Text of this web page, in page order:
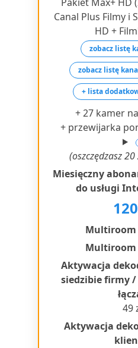
Canal Plus Filmy i
HD +
zobacz listę
zobacz listę
+ lista
+ 27 kamer
+ przewijarka
(oszczędzasz 20
Miesięczny
do usługi
Multiroom
Multiroom
Aktywacja
siedzibie firmy
49
Aktywacja